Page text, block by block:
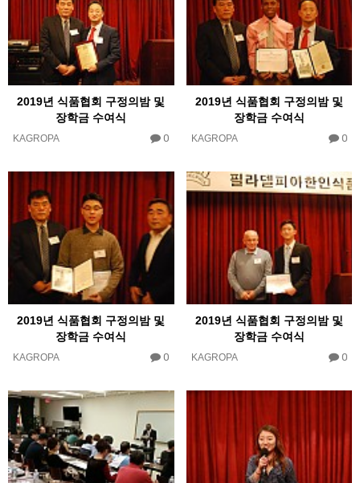
2019년 식품협회 구정의밤 및
장학금 수여식
KAGROPA 0
2019년 식품협회 구정의밤 및
장학금 수여식
KAGROPA 0
2019년 식품협회 구정의밤 및
장학금 수여식
KAGROPA 0
2019년 식품협회 구정의밤 및
장학금 수여식
KAGROPA 0